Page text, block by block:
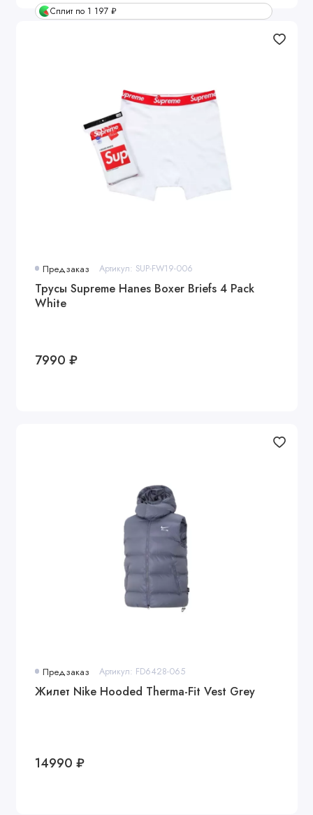
Сплит по 1 197 ₽
Предзаказ Артикул: SUP-FW19-006
Трусы Supreme Hanes Boxer Briefs 4 Pack
White
7990 ₽
Предзаказ Артикул: FD6428-065
Жилет Nike Hooded Therma-Fit Vest Grey
14990 ₽